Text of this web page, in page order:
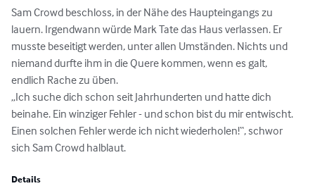
Sam Crowd beschloss, in der Nähe des Haupteingangs zu
lauern. Irgendwann würde Mark Tate das Haus verlassen. Er
musste beseitigt werden, unter allen Umständen. Nichts und
niemand durfte ihm in die Quere kommen, wenn es galt,
endlich Rache zu üben.
„Ich suche dich schon seit Jahrhunderten und hatte dich
beinahe. Ein winziger Fehler - und schon bist du mir entwischt.
Einen solchen Fehler werde ich nicht wiederholen!“, schwor
sich Sam Crowd halblaut.
Details